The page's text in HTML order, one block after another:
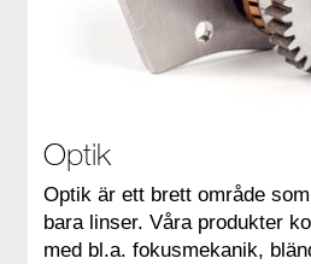
Optik
Optik är ett brett område
bara linser. Våra produkter
med bl.a. fokusmekanik,